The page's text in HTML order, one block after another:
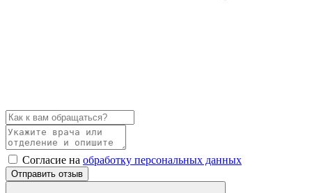
Согласие на обработку персональных данных
Отправить отзыв